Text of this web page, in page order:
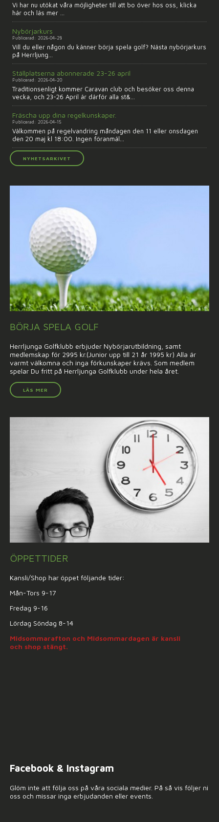
Vi har nu utökat våra möjligheter till att bo över hos oss, klicka
här och läs mer ...
Nybörjarkurs
Publicerad: 2026-04-28
Vill du eller någon du känner börja spela golf? Nästa nybörjarkurs
på Herrljung...
Ställplatserna abonnerade 23-26 april
Publicerad: 2026-04-20
Traditionsenligt kommer Caravan club och besöker oss denna
vecka, och 23-26 April är därför alla st&...
Fräscha upp dina regelkunskaper.
Publicerad: 2026-04-15
Välkommen på regelvandring måndagen den 11 eller onsdagen
den 20 maj kl 18:00. Ingen föranmäl...
NYHETSARKIVET
BÖRJA SPELA GOLF
Herrljunga Golfklubb erbjuder Nybörjarutbildning, samt
medlemskap för 2995 kr.(Junior upp till 21 år 1995 kr) Alla är
varmt välkomna och inga förkunskaper krävs. Som medlem
spelar Du fritt på Herrljunga Golfklubb under hela året.
LÄS MER
ÖPPETTIDER
Kansli/Shop har öppet följande tider:
Mån-Tors 9-17
Fredag 9-16
Lördag Söndag 8-14
Midsommarafton och Midsommardagen är kansli
och shop stängt.
Facebook & Instagram
Glöm inte att följa oss på våra sociala medier. På så vis följer ni
oss och missar inga erbjudanden eller events.